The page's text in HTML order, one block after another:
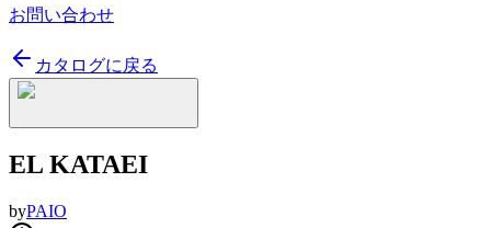
お問い合わせ
カタログに戻る
EL KATAEI
byPAIO